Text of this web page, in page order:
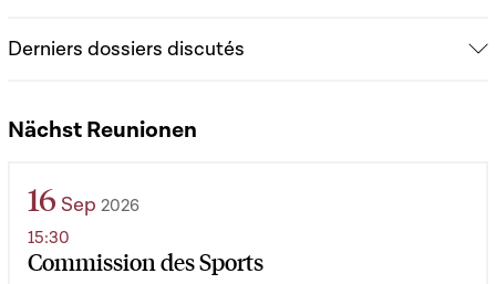
Derniers dossiers discutés
Nächst Reunionen
16 Sep 2026
Commission des Sports
15:30